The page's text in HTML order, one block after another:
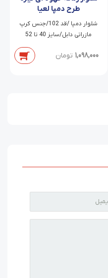
طرح دمپا لعیا
شلوار دمپا /قد 102/جنس کرپ
مازراتی دابل/سایز 40 تا 52
1,098,000 تومان